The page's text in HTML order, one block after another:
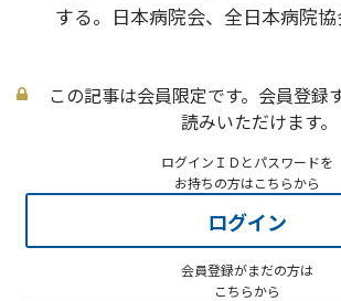
する。日本病院会、全日本病院
この記事は会員限定です。会員登録
読みいただけます。
ログインＩＤとパスワードを
お持ちの方はこちらから
ログイン
会員登録がまだの方は
こちらから